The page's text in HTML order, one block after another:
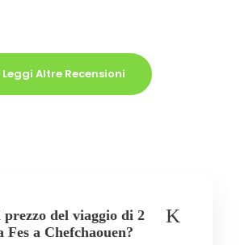
Leggi Altre Recensioni
prezzo del viaggio di 2
Fes a Chefchaouen?